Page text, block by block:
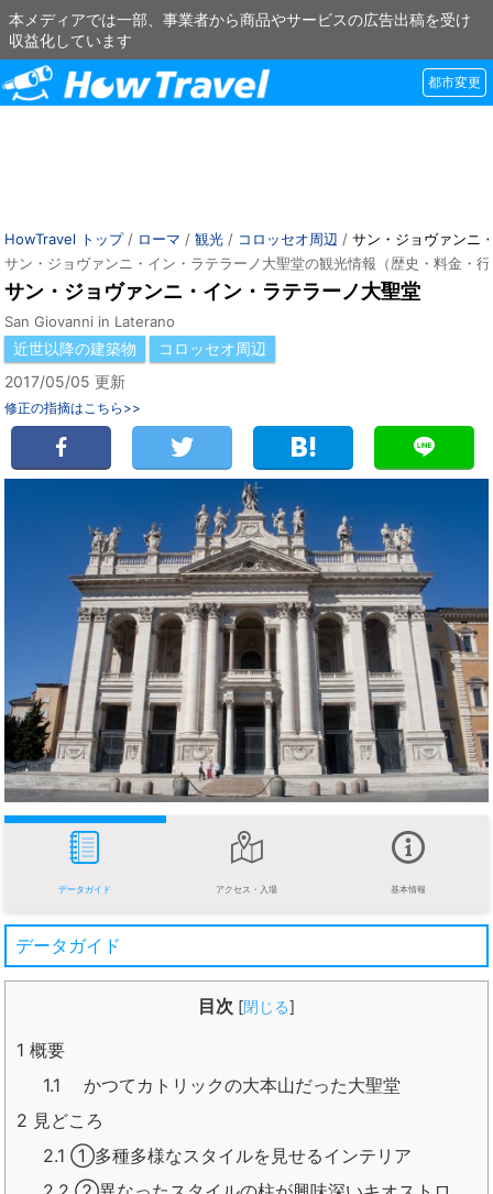
本メディアでは一部、事業者から商品やサービスの広告出稿を受け
収益化しています
都市変更
HowTravel トップ/ ローマ / 観光 / コロッセオ周辺 / サン・ジョヴァンニ
サン・ジョヴァンニ・イン・ラテラーノ大聖堂の観光情報（歴史・料金・
サン・ジョヴァンニ・イン・ラテラーノ大聖堂
San Giovanni in Laterano
近世以降の建築物
コロッセオ周辺
2017/05/05 更新
修正の指摘はこちら>>
データガイド アクセス・入場 基本情報
データガイド
目次 [閉じる]
1 概要
1.1 かつてカトリックの大本山だった大聖堂
2 見どころ
2.1 ①多種多様なスタイルを見せるインテリア